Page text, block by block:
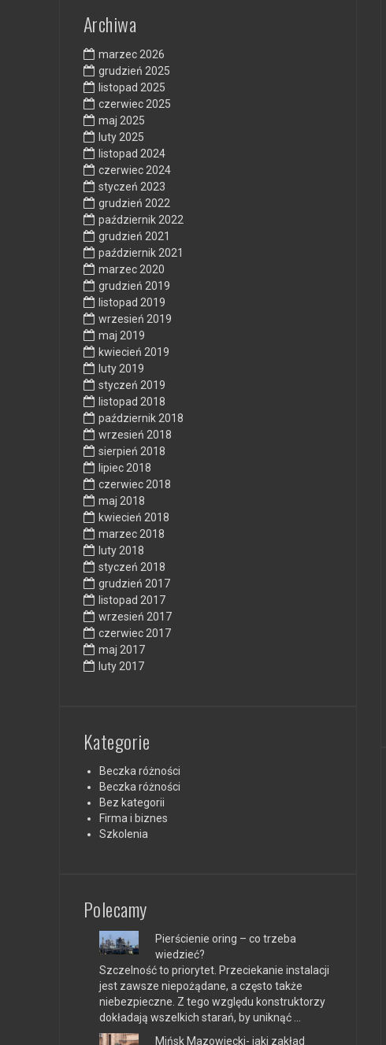
Archiwa
marzec 2026
grudzień 2025
listopad 2025
czerwiec 2025
maj 2025
luty 2025
listopad 2024
czerwiec 2024
styczeń 2023
grudzień 2022
październik 2022
grudzień 2021
październik 2021
marzec 2020
grudzień 2019
listopad 2019
wrzesień 2019
maj 2019
kwiecień 2019
luty 2019
styczeń 2019
listopad 2018
październik 2018
wrzesień 2018
sierpień 2018
lipiec 2018
czerwiec 2018
maj 2018
kwiecień 2018
marzec 2018
luty 2018
styczeń 2018
grudzień 2017
listopad 2017
wrzesień 2017
czerwiec 2017
maj 2017
luty 2017
Kategorie
Beczka różności
Beczka różności
Bez kategorii
Firma i biznes
Szkolenia
Polecamy
Pierścienie oring – co trzeba
wiedzieć?
Szczelność to priorytet. Przeciekanie instalacji
jest zawsze niepożądane, a często także
niebezpieczne. Z tego względu konstruktorzy
dokładają wszelkich starań, by uniknąć …
Mińsk Mazowiecki- jaki zakład